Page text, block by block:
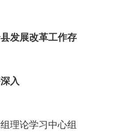
发展改革工作存
入
理论学习中心组